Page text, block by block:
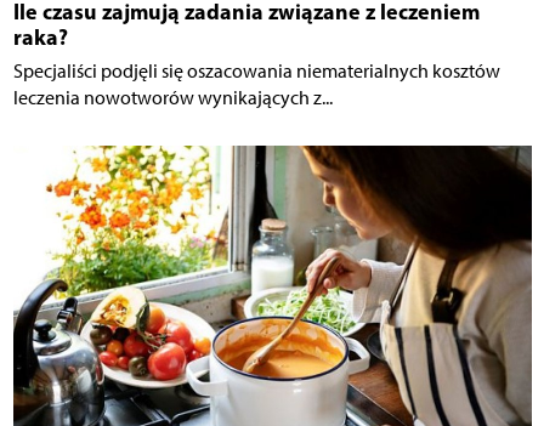
Ile czasu zajmują zadania związane z leczeniem
raka?
Specjaliści podjęli się oszacowania niematerialnych kosztów
leczenia nowotworów wynikających z...